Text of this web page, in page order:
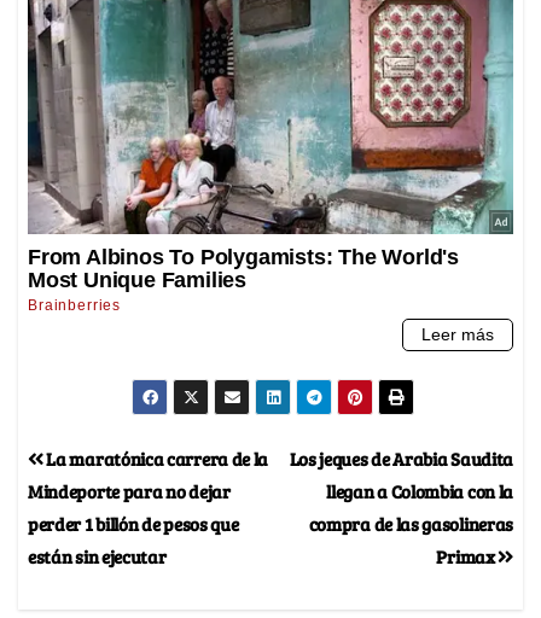
Los jeques de Arabia Saudita
llegan a Colombia con la
compra de las gasolineras
Primax
La maratónica carrera de la
Mindeporte para no dejar
perder 1 billón de pesos que
están sin ejecutar